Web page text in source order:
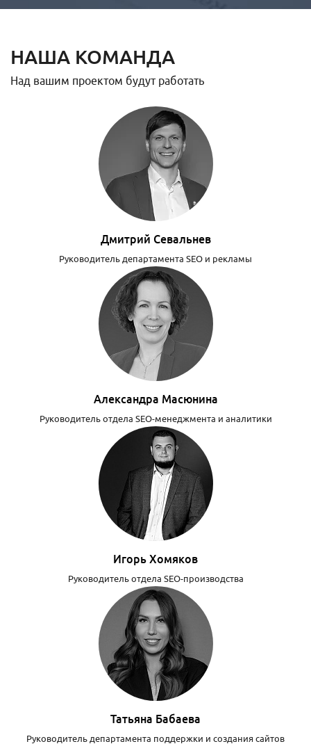
НАША КОМАНДА
Над вашим проектом будут работать
Дмитрий Севальнев
Руководитель департамента SEO и рекламы
Александра Масюнина
Руководитель отдела SEO-менеджмента и аналитики
Игорь Хомяков
Руководитель отдела SEO-производства
Татьяна Бабаева
Руководитель департамента поддержки и создания сайтов